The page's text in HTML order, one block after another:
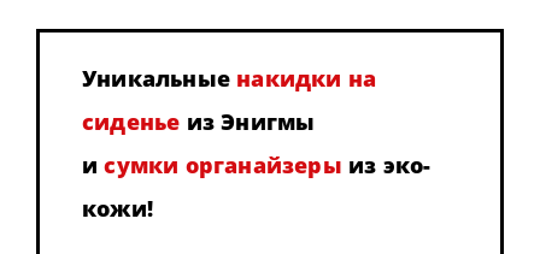
Уникальные накидки на
сиденье из Энигмы
исумки органайзеры из эко-
кожи!